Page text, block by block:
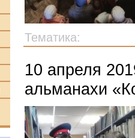
Тематика:
10 апреля
альманахи